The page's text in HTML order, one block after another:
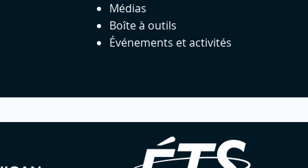
Médias
Boîte à outils
Événements et activités